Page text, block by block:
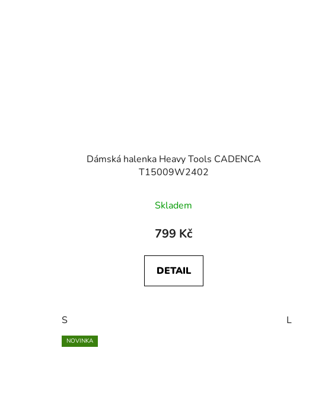
Dámská halenka Heavy Tools CADENCA
T15009W2402
Skladem
799 Kč
DETAIL
S L
NOVINKA